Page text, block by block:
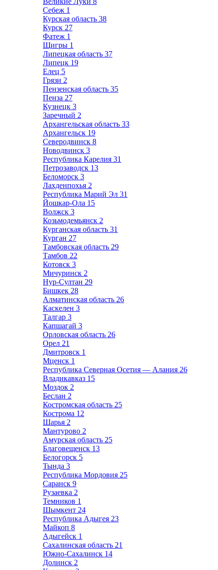
Себеж 1
Курская область 38
Курск 27
Фатеж 1
Щигры 1
Липецкая область 37
Липецк 19
Елец 5
Грязи 2
Пензенская область 35
Пенза 27
Кузнецк 3
Заречный 2
Архангельская область 33
Архангельск 19
Северодвинск 8
Новодвинск 3
Республика Карелия 31
Петрозаводск 13
Беломорск 3
Лахденпохья 2
Республика Марий Эл 31
Йошкар-Ола 15
Волжск 3
Козьмодемьянск 2
Курганская область 31
Курган 27
Тамбовская область 29
Тамбов 22
Котовск 3
Мичуринск 2
Нур-Султан 29
Бишкек 28
Алматинская область 26
Каскелен 3
Талгар 3
Капшагай 3
Орловская область 26
Орел 21
Дмитровск 1
Мценск 1
Республика Северная Осетия — Алания 26
Владикавказ 15
Моздок 2
Беслан 2
Костромская область 25
Кострома 12
Шарья 2
Мантурово 2
Амурская область 25
Благовещенск 13
Белогорск 5
Тында 3
Республика Мордовия 25
Саранск 9
Рузаевка 2
Темников 1
Шымкент 24
Республика Адыгея 23
Майкоп 8
Адыгейск 1
Сахалинская область 21
Южно-Сахалинск 14
Долинск 2